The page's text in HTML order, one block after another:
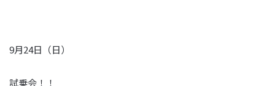
9月24日（日）
試乗会！！